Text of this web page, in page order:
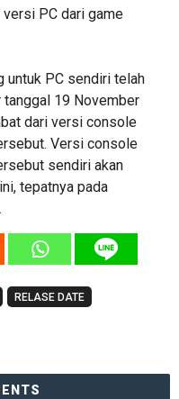
PC dari game
untuk PC sendiri telah
19 November
dari versi console
Versi console
sendiri akan
tepatnya pada
RELASE DATE